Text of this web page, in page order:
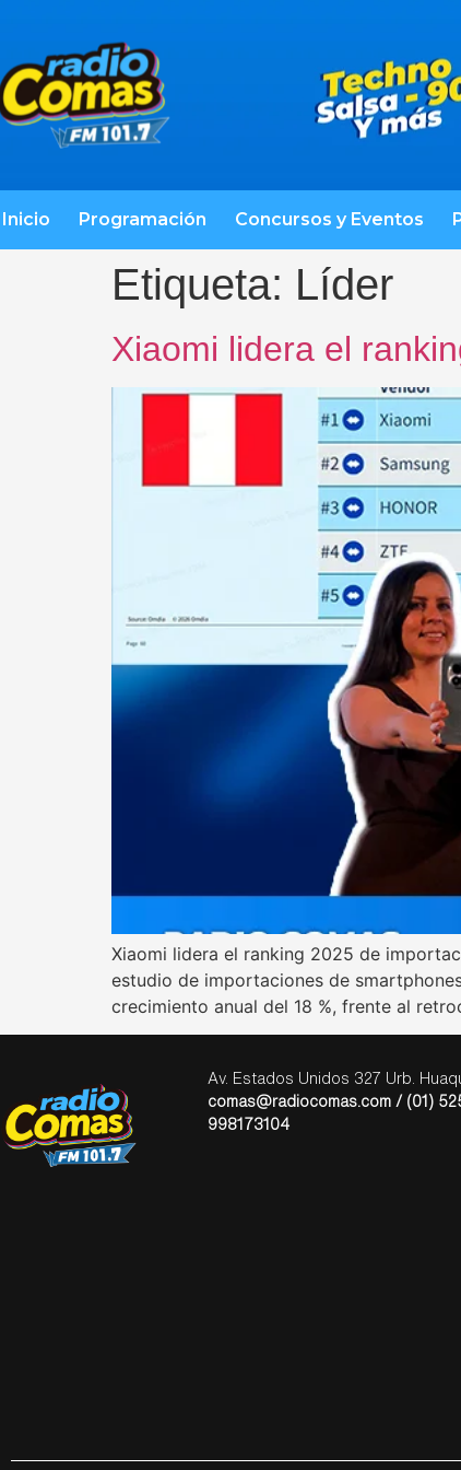
Inicio Programación Concursos y Eventos
Etiqueta: Líder
Xiaomi lidera el
Xiaomi lidera el ranking 2025 de
estudio de importaciones de
crecimiento anual del 18 %, frente al
Av. Estados Unidos 327 Urb.
comas@radiocomas.com / (01)
998173104